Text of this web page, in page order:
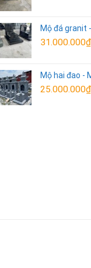
Mộ đá granit
31.000.000₫
Mộ hai đao -
25.000.000₫